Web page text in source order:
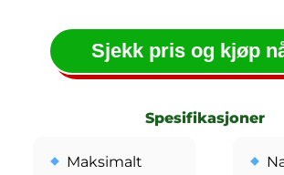
Sjekk pris og kjøp
Spesifikasjoner
Maksimalt